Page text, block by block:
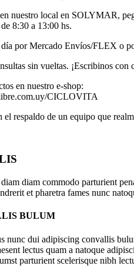
nuestro local en SOLYMAR,
8:30 a 13:00 hs.
por Mercado Envíos/FLEX o
sin vueltas. ¡Escribinos con
en nuestro e-shop:
CICLOVITA
respaldo de un equipo que
diam commodo parturient
et pharetra fames nunc
BULUM
nunc dui adipiscing convallis
lectus quam a natoque
parturient scelerisque nibh